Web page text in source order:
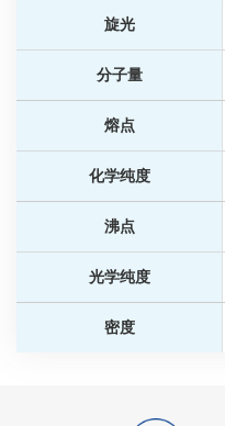
旋光
分子量
熔点
化学纯度
沸点
光学纯度
密度